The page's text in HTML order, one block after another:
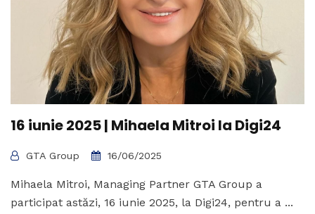
16 iunie 2025 | Mihaela Mitroi la Digi24
GTA Group 16/06/2025
Mihaela Mitroi, Managing Partner GTA Group a
participat astăzi, 16 iunie 2025, la Digi24, pentru a ...